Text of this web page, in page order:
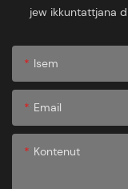
jew ikkuntattjana
Isem
Email
Kontenut